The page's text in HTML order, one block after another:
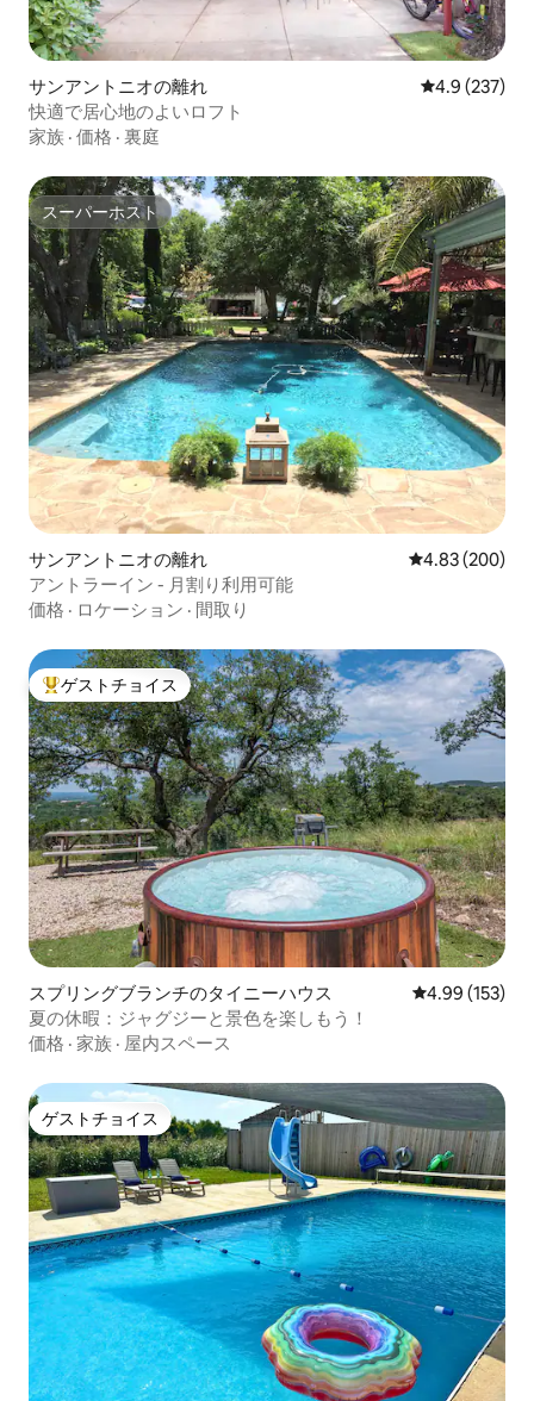
サンアントニオの離れ レビュー237
4.9 (237)
快適で居心地のよいロフト
家族 · 価格 · 裏庭
スーパーホスト
スーパーホスト
サンアントニオの離れ レビュー200
4.83 (200)
アントラーイン - 月割り利用可能
価格 · ロケーション · 間取り
大好評のゲストチョイスです。
ゲストチョイス
スプリングブランチのタイニーハウス レビュー153
4.99 (153)
夏の休暇：ジャグジーと景色を楽しもう！
価格 · 家族 · 屋内スペース
ゲストチョイス
ゲストチョイス